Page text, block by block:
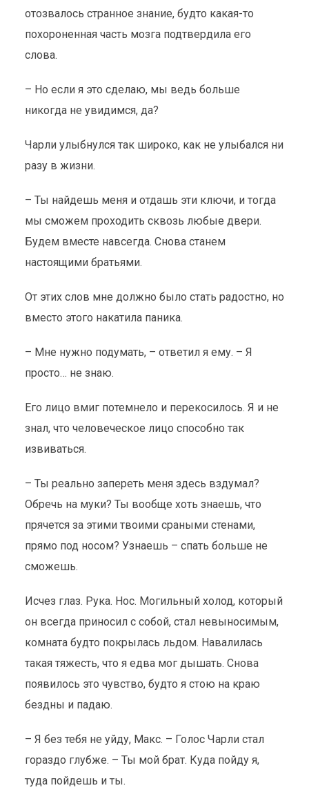
отозвалось странное знание, будто какая-то
похороненная часть мозга подтвердила его
слова.
– Но если я это сделаю, мы ведь больше
никогда не увидимся, да?
Чарли улыбнулся так широко, как не улыбался ни
разу в жизни.
– Ты найдешь меня и отдашь эти ключи, и тогда
мы сможем проходить сквозь любые двери.
Будем вместе навсегда. Снова станем
настоящими братьями.
От этих слов мне должно было стать радостно, но
вместо этого накатила паника.
– Мне нужно подумать, – ответил я ему. – Я
просто… не знаю.
Его лицо вмиг потемнело и перекосилось. Я и не
знал, что человеческое лицо способно так
извиваться.
– Ты реально запереть меня здесь вздумал?
Обречь на муки? Ты вообще хоть знаешь, что
прячется за этими твоими сраными стенами,
прямо под носом? Узнаешь – спать больше не
сможешь.
Исчез глаз. Рука. Нос. Могильный холод, который
он всегда приносил с собой, стал невыносимым,
комната будто покрылась льдом. Навалилась
такая тяжесть, что я едва мог дышать. Снова
появилось это чувство, будто я стою на краю
бездны и падаю.
– Я без тебя не уйду, Макс. – Голос Чарли стал
гораздо глубже. – Ты мой брат. Куда пойду я,
туда пойдешь и ты.